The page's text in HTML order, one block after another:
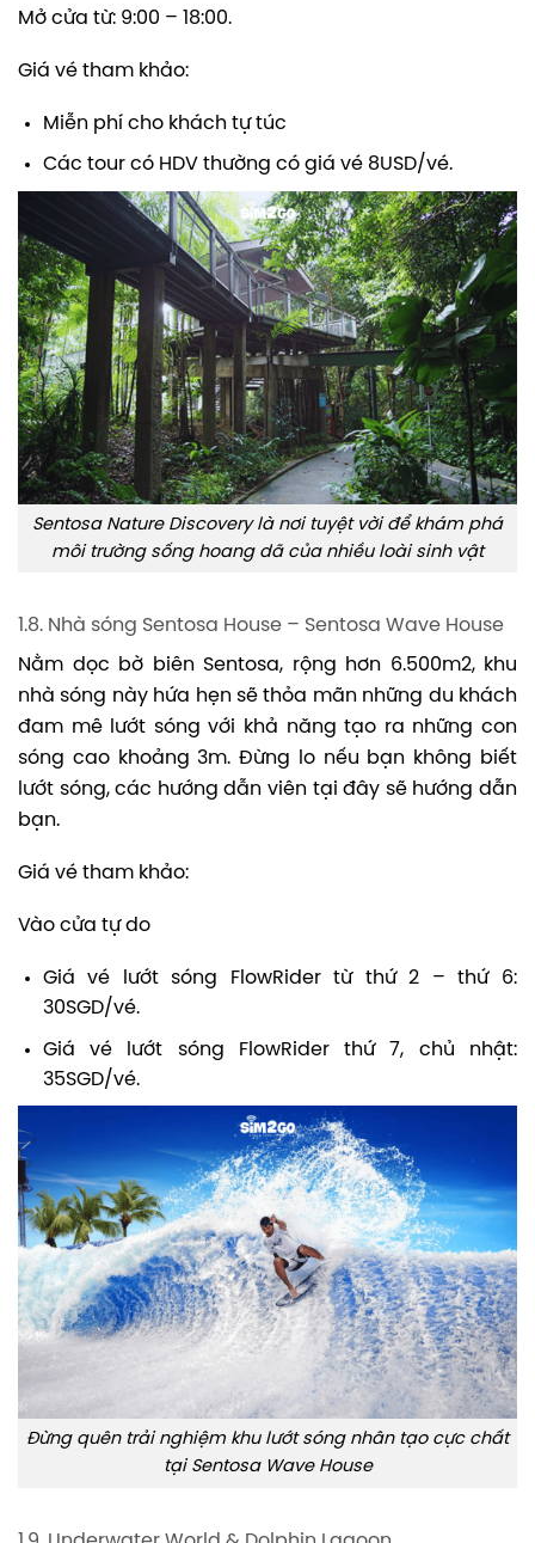
Mở cửa từ: 9:00 – 18:00.
Giá vé tham khảo:
Miễn phí cho khách tự túc
Các tour có HDV thường có giá vé 8USD/vé.
Sentosa Nature Discovery là nơi tuyệt vời để khám phá
môi trường sống hoang dã của nhiều loài sinh vật
1.8. Nhà sóng Sentosa House – Sentosa Wave House
Nằm dọc bờ biên Sentosa, rộng hơn 6.500m2, khu
nhà sóng này hứa hẹn sẽ thỏa mãn những du khách
đam mê lướt sóng với khả năng tạo ra những con
sóng cao khoảng 3m. Đừng lo nếu bạn không biết
lướt sóng, các hướng dẫn viên tại đây sẽ hướng dẫn
bạn.
Giá vé tham khảo:
Vào cửa tự do
Giá vé lướt sóng FlowRider từ thứ 2 – thứ 6:
30SGD/vé.
Giá vé lướt sóng FlowRider thứ 7, chủ nhật:
35SGD/vé.
Đừng quên trải nghiệm khu lướt sóng nhân tạo cực chất
tại Sentosa Wave House